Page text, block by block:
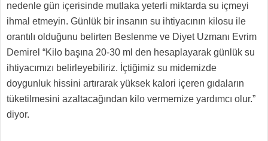
nedenle gün içerisinde mutlaka yeterli miktarda su içmeyi
ihmal etmeyin. Günlük bir insanın su ihtiyacının kilosu ile
orantılı olduğunu belirten Beslenme ve Diyet Uzmanı Evrim
Demirel “Kilo başına 20-30 ml den hesaplayarak günlük su
ihtiyacımızı belirleyebiliriz. İçtiğimiz su midemizde
doygunluk hissini artırarak yüksek kalori içeren gıdaların
tüketilmesini azaltacağından kilo vermemize yardımcı olur.”
diyor.